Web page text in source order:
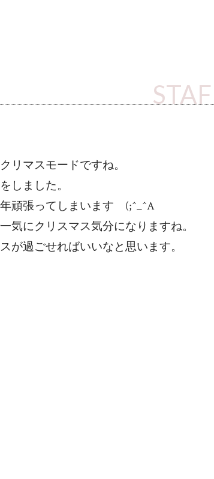
リマスモードですね。
しました。
頑張ってしまいます　(;^_^A
気にクリスマス気分になりますね。
が過ごせればいいなと思います。